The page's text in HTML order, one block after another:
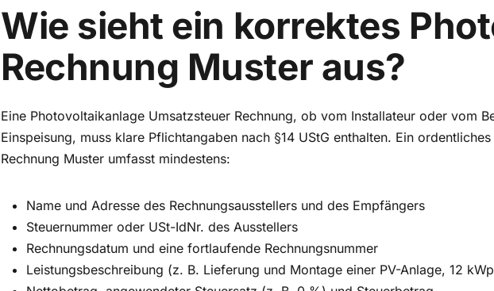
Wie sieht ein korrektes
Rechnung Muster aus?
Eine Photovoltaikanlage Umsatzsteuer Rechnung, ob vom Installateur oder vom
Einspeisung, muss klare Pflichtangaben nach §14 UStG enthalten. Ein
Rechnung Muster umfasst mindestens:
Name und Adresse des Rechnungsausstellers und des Empfängers
Steuernummer oder USt-IdNr. des Ausstellers
Rechnungsdatum und eine fortlaufende Rechnungsnummer
Leistungsbeschreibung (z. B. Lieferung und Montage einer PV-Anlage, 12